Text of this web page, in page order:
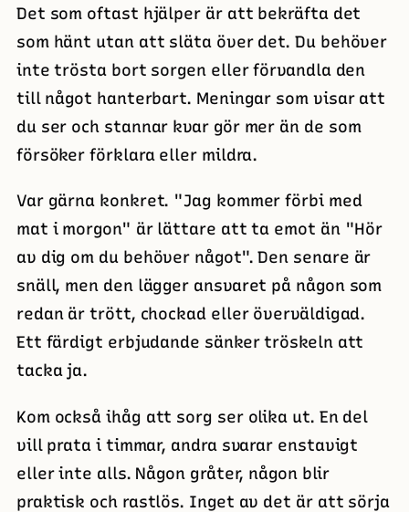
Det som oftast hjälper är att bekräfta det
som hänt utan att släta över det. Du behöver
inte trösta bort sorgen eller förvandla den
till något hanterbart. Meningar som visar att
du ser och stannar kvar gör mer än de som
försöker förklara eller mildra.
Var gärna konkret. "Jag kommer förbi med
mat i morgon" är lättare att ta emot än "Hör
av dig om du behöver något". Den senare är
snäll, men den lägger ansvaret på någon som
redan är trött, chockad eller överväldigad.
Ett färdigt erbjudande sänker tröskeln att
tacka ja.
Kom också ihåg att sorg ser olika ut. En del
vill prata i timmar, andra svarar enstavigt
eller inte alls. Någon gråter, någon blir
praktisk och rastlös. Inget av det är att sörja